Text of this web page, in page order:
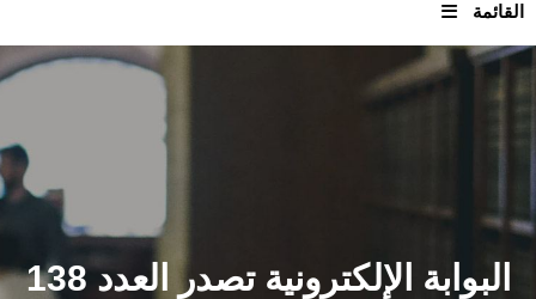
القائمة
الرئيسيـة
عن الجامعة
القطاعـات
الشئون الأكاديمية
البوابة الإلكترونية تصدر العدد 138